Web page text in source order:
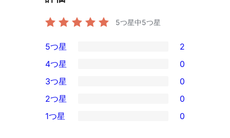
5つ星中5つ星
2
5-
星
レ
ビ
5つ星 2
4-
星
レ
4つ星 0
0
3-
星
3つ星 0
2-
2つ星 0
1つ星 0